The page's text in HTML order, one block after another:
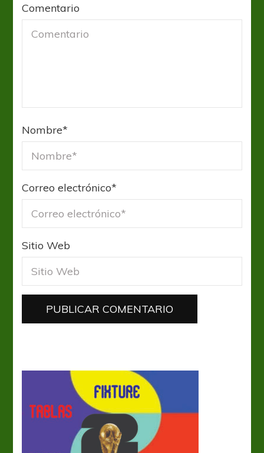
Comentario
Nombre*
Correo electrónico*
Sitio Web